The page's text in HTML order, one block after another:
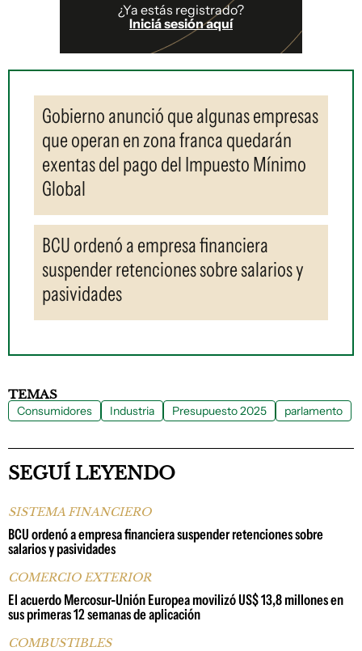
¿Ya estás registrado?
Iniciá sesión aquí
Gobierno anunció que algunas empresas
que operan en zona franca quedarán
exentas del pago del Impuesto Mínimo
Global
BCU ordenó a empresa financiera
suspender retenciones sobre salarios y
pasividades
TEMAS
Consumidores Industria Presupuesto 2025 parlamento
SEGUÍ LEYENDO
SISTEMA FINANCIERO
BCU ordenó a empresa financiera suspender retenciones sobre
salarios y pasividades
COMERCIO EXTERIOR
El acuerdo Mercosur-Unión Europea movilizó US$ 13,8 millones en
sus primeras 12 semanas de aplicación
COMBUSTIBLES